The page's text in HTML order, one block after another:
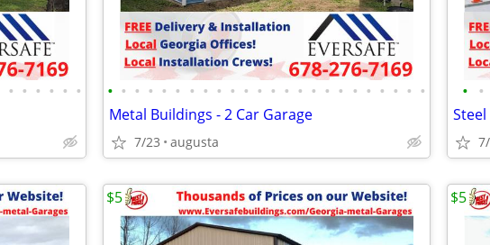
• • • • • • • • • • • • • • • • • • • • • • • • • • • • • •
Metal Buildings - 2 Car Garage
7/23 augusta
• •
$5 $5